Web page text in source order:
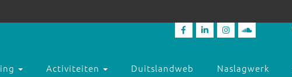
Activiteiten Duitslandweb Naslagwerk